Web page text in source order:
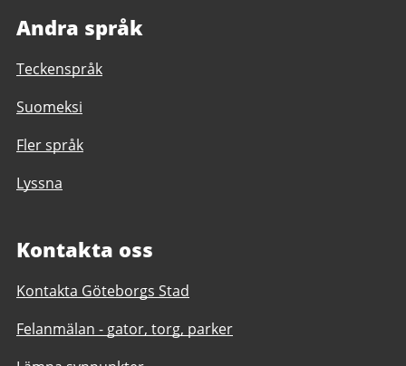
Andra språk
Teckenspråk
Suomeksi
Fler språk
Lyssna
Kontakta oss
Kontakta Göteborgs Stad
Felanmälan - gator, torg, parker